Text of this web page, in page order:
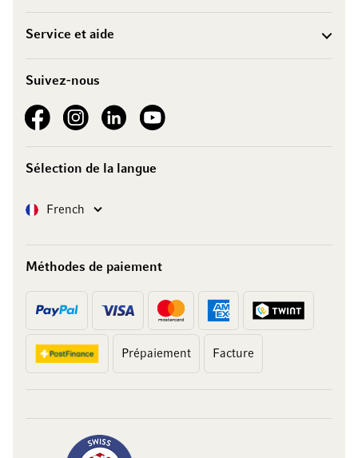
Service et aide
Suivez-nous
See our FacebookSee our Instagram account
See our LinkedInSee our YouTube channel
Sélection de la langue
LangueFrench
Méthodes de paiement
Prépaiement Facture
10 francs